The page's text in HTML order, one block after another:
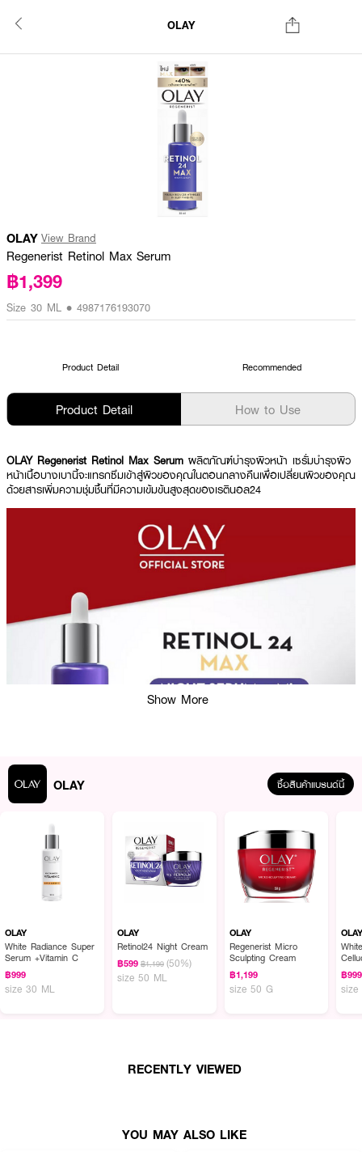
OLAY
OLAY View Brand
Regenerist Retinol Max Serum
฿1,399
Size 30 ML • 4987176193070
Product Detail Recommended
Product Detail How to Use
OLAY Regenerist Retinol Max Serum ผลิตภัณฑ์บำรุงผิวหน้า เซรั่มบำรุงผิว
หน้าเนื้อบางเบานี้จะแทรกซึมเข้าสู่ผิวของคุณในตอนกลางคืนเพื่อเปลี่ยนผิวของคุณ
ด้วยสารเพิ่มความชุ่มชื้นที่มีความเข้มข้นสูงสุดของเรตินอล24
ผลลัพธ์ที่ได้ :
OLAY Regenerist Retinol Max Serum
ผลิตภัณฑ์บำรุงผิวหน้า เซรั่มบำรุงผิว
ด้วยสารเพิ่มความชุ่มชื้นที่มีความเข้มข้นสูงสุดของเรตินอล24
· เซรั่มบำรุงผิวหน้าเนื้อบางเบา
· เพิ่มความชุ่มชื้นที่มีความเข้มข้นสูงสุดของเรตินอล24
Show More
OLAY ซื้อสินค้าแบรนด์นี้
OLAY
White Radiance Super
Serum +Vitamin C
฿999
size 30 ML
OLAY
Retinol24 Night Cream
฿599 ฿1,199 (50%)
size 50 ML
OLAY
Regenerist Micro
Sculpting Cream
฿1,199
size 50 G
฿999
size
RECENTLY VIEWED
YOU MAY ALSO LIKE